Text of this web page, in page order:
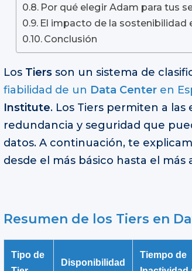
Por qué elegir Adam para tus
El impacto de la sostenibilidad
Conclusión
Los Tiers son un sistema de
fiabilidad de un Data Center en
Institute. Los Tiers permiten a
redundancia y seguridad que
datos. A continuación, te
desde el más básico hasta el más
Resumen de los Tiers en
Tipo de
Disponibilidad
Tiempo de